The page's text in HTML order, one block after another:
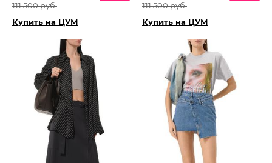
111 500 руб.
Купить на ЦУМ
111 500 руб.
Купить на ЦУМ